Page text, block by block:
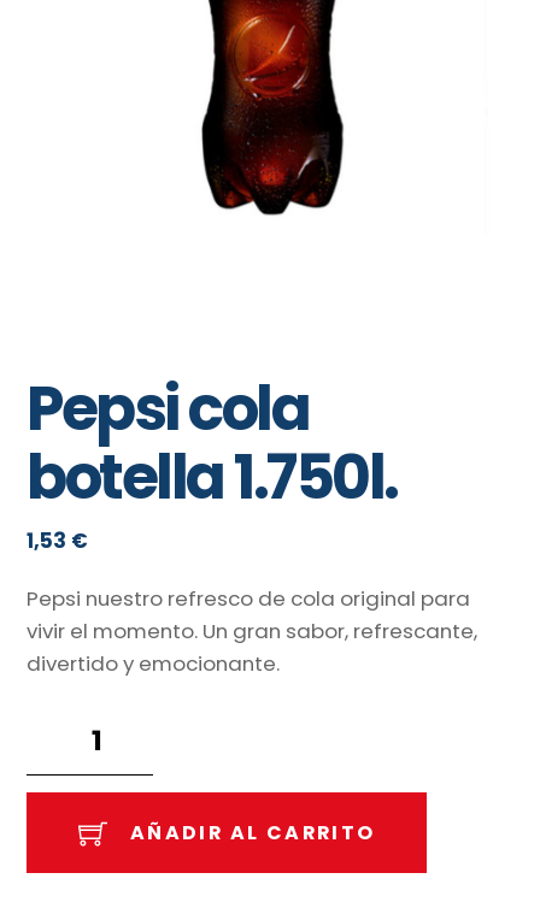
Pepsi cola
botella 1.750l.
1,53 €
Pepsi nuestro refresco de cola original para
vivir el momento. Un gran sabor, refrescante,
divertido y emocionante.
botella
1.750l.
cantidad
AÑADIR AL CARRITO